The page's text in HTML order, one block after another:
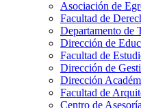
Asociación de
Facultad de
Departamento de
Dirección de
Facultad de
Dirección de
Dirección
Facultad de
Centro de